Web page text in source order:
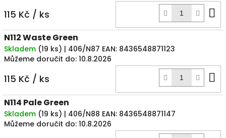
115 Kč / ks
N112 Waste Green
Skladem (19 ks) | 406/N87 EAN: 8436548871123
Můžeme doručit do: 10.8.2026
115 Kč / ks
N114 Pale Green
Skladem (19 ks) | 406/N88 EAN: 8436548871147
Můžeme doručit do: 10.8.2026